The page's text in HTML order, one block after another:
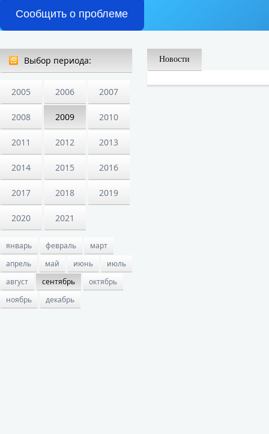
Сообщить о проблеме
Выбор периода:
2005 2006 2007
2008 2009 2010
2011 2012 2013
2014 2015 2016
2017 2018 2019
2020 2021
январь февраль
март
апрель
май июнь
июль
август
сентябрь
октябрь
ноябрь
декабрь
Новости